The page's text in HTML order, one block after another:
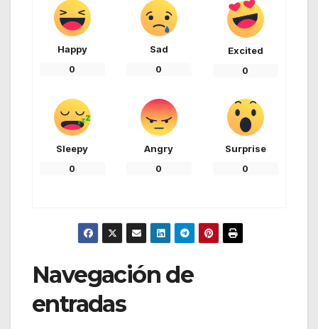
Happy
0
Sad
0
Excited
0
Sleepy
0
Angry
0
Surprise
0
Navegación de
entradas